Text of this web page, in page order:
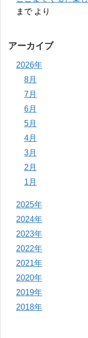
までより
アーカイブ
2026年
8月
7月
6月
5月
4月
3月
2月
1月
2025年
2024年
2023年
2022年
2021年
2020年
2019年
2018年